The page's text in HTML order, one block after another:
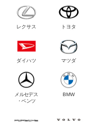
レクサス トヨタ
ダイハツ マツダ
メルセデス
・ベンツ
BMW